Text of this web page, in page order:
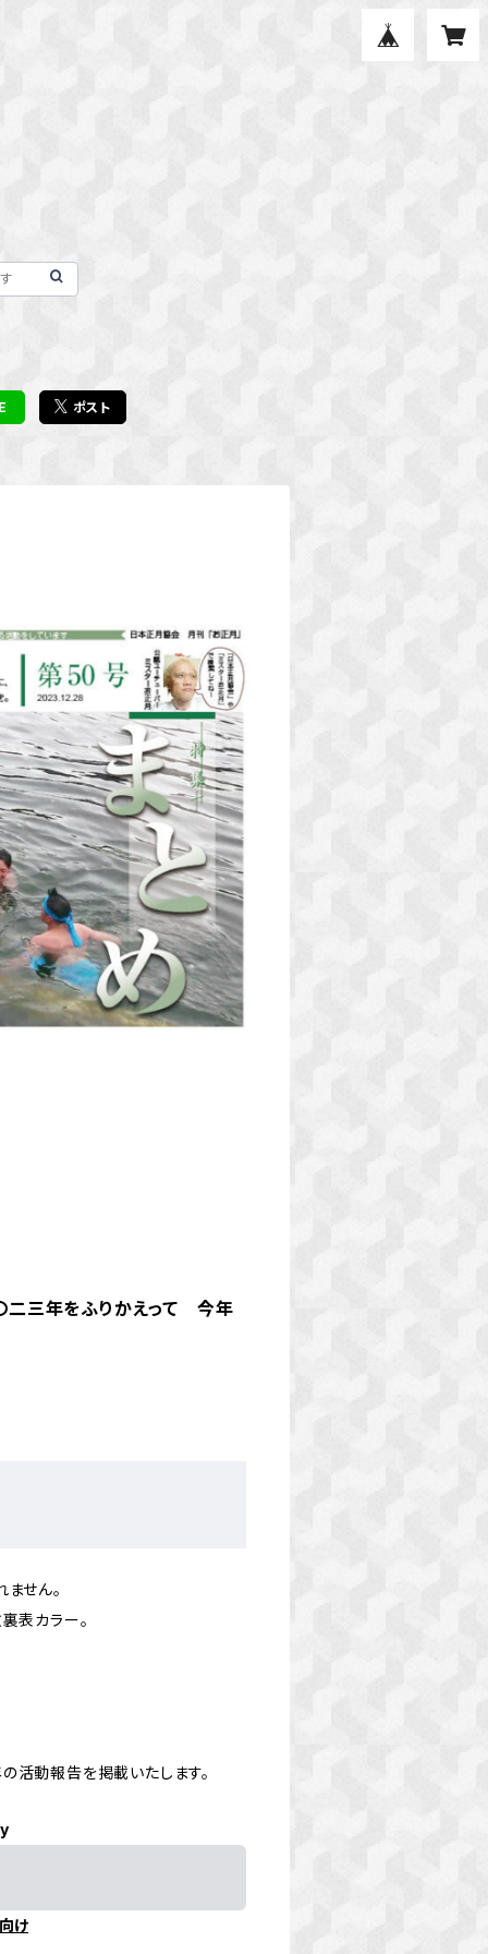
ポスト
三年をふりかえって 今年
せん。
表カラー。
活動報告を掲載いたします。
け